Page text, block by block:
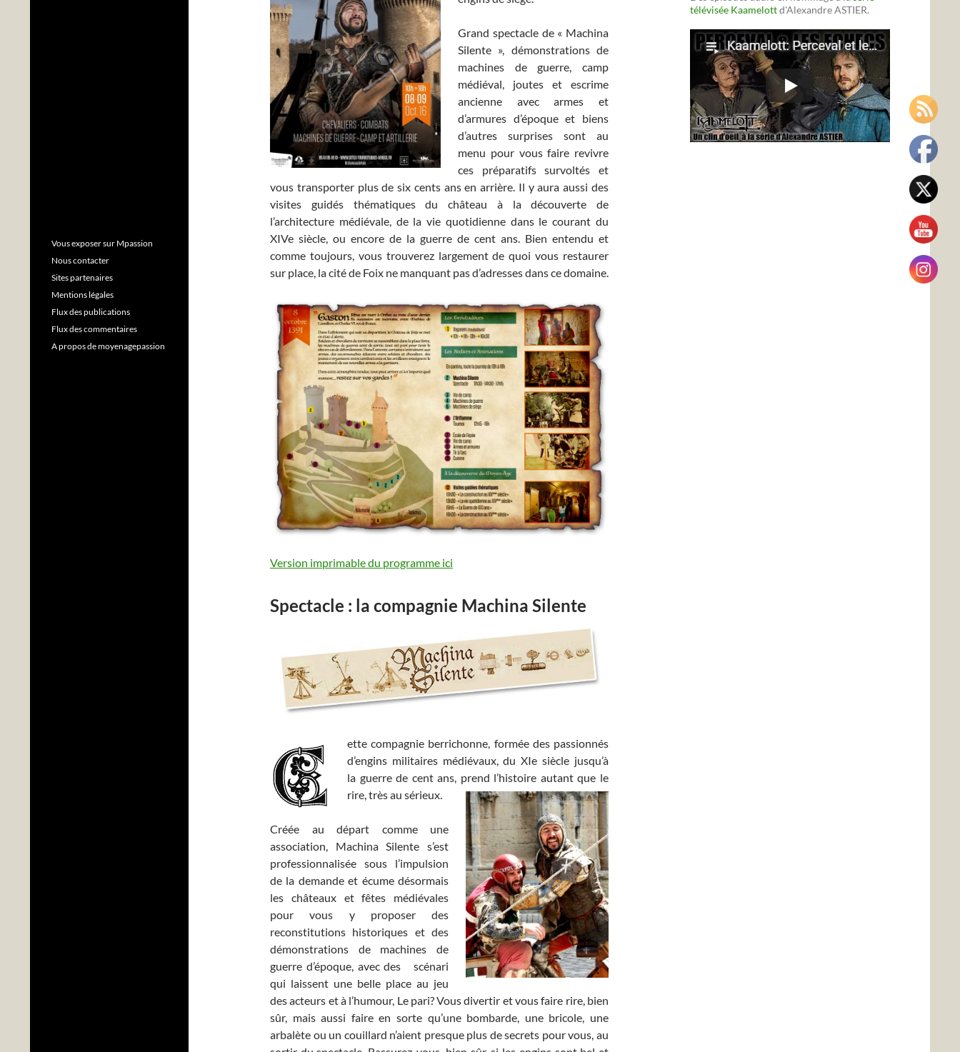
Grand spectacle de « Machina
Silente », démonstrations de
machines de guerre, camp
médiéval, joutes et escrime
ancienne avec armes et
d’armures d’époque et biens
d’autres surprises sont au
menu pour vous faire revivre
ces préparatifs survoltés et
vous transporter plus de six cents ans en arrière. Il y aura aussi des
visites guidés thématiques du château à la découverte de
l’architecture médiévale, de la vie quotidienne dans le courant du
XIVe siècle, ou encore de la guerre de cent ans. Bien entendu et
comme toujours, vous trouverez largement de quoi vous restaurer
sur place, la cité de Foix ne manquant pas d’adresses dans ce domaine.
Version imprimable du programme ici
Spectacle : la compagnie Machina Silente
ette compagnie berrichonne, formée des passionnés
d’engins militaires médiévaux, du XIe siècle jusqu’à
la guerre de cent ans, prend l’histoire autantque le
rire, très au sérieux.
Créée au départ comme une
association, Machina Silente s’est
professionnalisée sous l’impulsion
de la demande et écume désormais
les châteaux et fêtes médiévales
pour vous y proposer des
reconstitutions historiques et des
démonstrations de machines de
guerre d’époque, avec des scénari
qui laissent une belle place au jeu
des acteurs et à l’humour, Le pari? Vous divertir et vous faire rire, bien
sûr, mais aussi faire en sorte qu’une bombarde, une bricole, une
arbalète ou un couillard n’aient presque plus de secrets pour vous, au
télévisée Kaamelottd'Alexandre ASTIER.
Vous exposer sur Mpassion
Nous contacter
Sites partenaires
Mentions légales
Flux des publications
Flux des commentaires
A propos de moyenagepassion